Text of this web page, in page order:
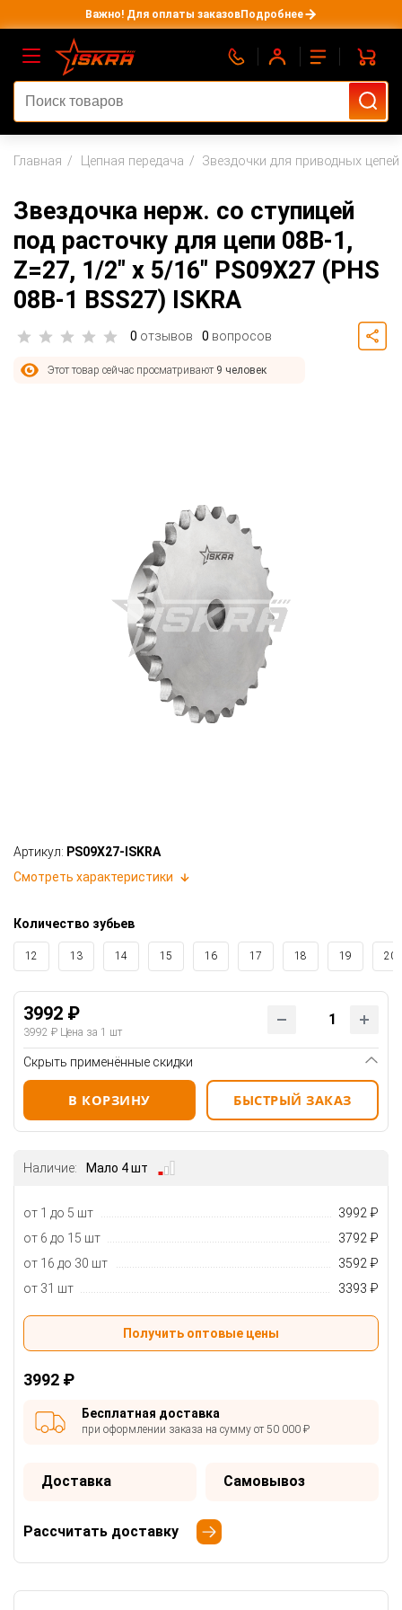
Важно! Для оплаты заказовПодробнее
Главная Цепная передача Звездочки для приводных цепей
Звездочка нерж. со ступицей
под расточку для цепи 08B-1,
Z=27, 1/2" x 5/16" PS09X27 (PHS
08B-1 BSS27) ISKRA
0 отзывов 0 вопросов
Этот товар сейчас просматривают 9 человек
Артикул: PS09X27-ISKRA
Смотреть характеристики
Количество зубьев
12 13 14 15 16 17 18 19 20
3992 ₽
3992 ₽ Цена за 1 шт
Скрыть применённые скидки
В КОРЗИНУ БЫСТРЫЙ ЗАКАЗ
Наличие: Мало 4 шт
от 1 до 5 шт
3992 ₽
от 6 до 15 шт
3792 ₽
от 16 до 30 шт
3592 ₽
от 31 шт
3393 ₽
Получить оптовые цены
3992 ₽
Бесплатная доставка
при оформлении заказа на сумму от 50 000 ₽
Доставка Самовывоз
Рассчитать доставку